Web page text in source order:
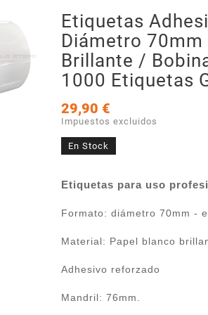
Etiquetas
Diámetro
Brillante /
1000 Etiquetas
29,90 €
Impuestos excluidos
En Stock
Etiquetas para uso
Formato: diámetro 70mm -
Material: Papel blanco
Adhesivo reforzado
Mandril: 76mm.